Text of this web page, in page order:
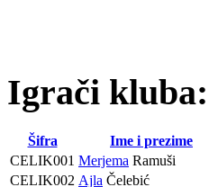
Igrači kluba:
Šifra Ime i prezime
CELIK001 Merjema Ramuši
CELIK002 Ajla Čelebić